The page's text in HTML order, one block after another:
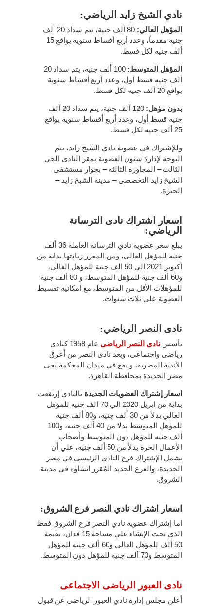
نادي الشيخ زايد الرياضي:
المؤهل العالي:
80 ألف جنية، يتم سداد 20 ألف
جنية مقدماً، وعدد أربع أقساط سنوية بواقع 15
ألف جنيه لكل قسط.
المؤهل المتوسط:
100 ألف جنيه، يتم سداد 20
ألف جنيه قسط أول، وعدد أربع أقساط سنوية
بواقع 20 ألف جنيه لكل قسط.
بدون مؤهل:
120 ألف جنية، يتم سداد 20 ألف
جنيه قسط أول، وعدد أربع أقساط سنوية بواقع
25 ألف جنيه لكل قسط.
وللإشتراك في عضوية نادي الشيخ زايد، يتم
التوجه لإدارة شئون العضوية بمقر النادي الحي
الثالث – المجاورة الثالثة – بجوار مستشفى
الشيخ زايد التخصصي – مدينة الشيخ زايد –
الجيزة.
اسعار اشتراك نادى الترسانة
الرياضي:
يبلغ سعر عضوية نادي الترسانة العاملة 36 ألف
جنيه للمؤهل العالي، ومن المقرر زيادتها بداية من
أكتوبر 2021 الي 50 الف جنية للمؤهل العالى،
و60 ألف جنية للمؤهل المتوسط، و 80 ألف جنية
للمؤهلات الأقل من المتوسط، مع امكانية تقسيط
العضوية على ثلاث سنوات.
نادى النصر الرياضي:
تأسس نادى النصر الرياضى
عام 1958 كنادى
رياضى وإجتماعى، ويعد نادى النصر من أعرق
الأندية المصرية، و يقع في ميدان المحكمة بحى
مصر الجديدة بمحافظة القاهرة.
اسعار إشتراك العضويات الجديدة بالنادي إرتفعت
بداية من ابريل 2020 الي 70 الف جنيه للمؤهل
العالي بدلاً من 30 ألف جنيه، و80 ألف جنية
للمؤهل المتوسط بدلا من 40 ألف جنيه، و100
ألف جنيه للمؤهل دون المتوسط وأصحاب
الأعمال الحرة بدلاً من 50 ألف جنيه، علي أن
يشمل الإشتراك فرع النادي الرئيسي في مصر
الجديدة، والفرع الجديد المُقرر انشاؤه في مدينة
الشروق.
اسعار اشتراك نادي النصر فرع الشروق:
اما إشتراك عضوية نادي النصر فرع الشروق فقط
الذي تحت الإنشاء علي مساحة 15 فدان، بقيمة
50 ألف للمؤهل العالي و60 ألف جنيه للمؤهل
المتوسط و70 ألف جنيه للمؤهل دون المتوسط.
نادى العبور الرياضى الاجتماعى
أعلن مجلس إدارة نادي العبور الرياضى عن قبول